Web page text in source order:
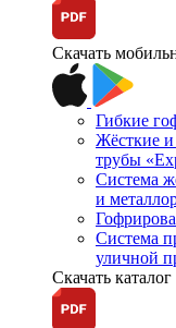
Скачать
Гибкие
Жёсткие
трубы
Система
и
Система
уличной
Скачать каталог